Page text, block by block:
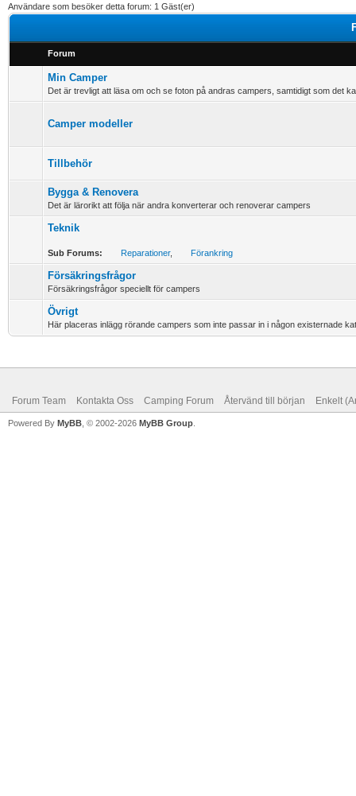
Användare som besöker detta forum: 1 Gäst(er)
Forum
Min Camper
Det är trevligt att läsa om och se foton på andras campers, samtidigt som det
Camper modeller
Tillbehör
Bygga & Renovera
Det är lärorikt att följa när andra konverterar och renoverar campers
Teknik
Sub Forums: Reparationer, Förankring
Försäkringsfrågor
Försäkringsfrågor speciellt för campers
Övrigt
Här placeras inlägg rörande campers som inte passar in i någon existernade
Forum Team Kontakta Oss Camping Forum Återvänd till början Enkelt
Powered By MyBB , © 2002-2026 MyBB Group